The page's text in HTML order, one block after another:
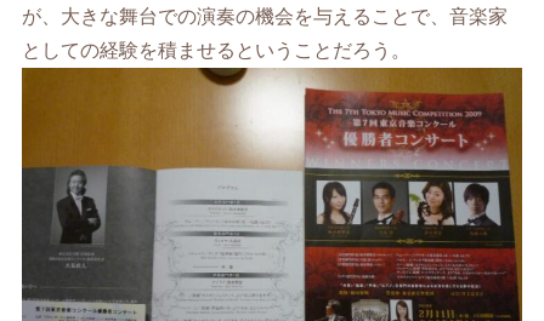
が、大きな舞台での演奏の機会を与えることで、音楽家
としての経験を積ませるということだろう。